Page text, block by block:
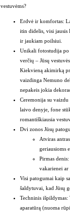
vestuvėms?
Erdvė ir komfortas:
itin didelis, visi jausis
ir jaukiam poilsiui.
Unikali fotostudija
verčių – Jūsų
Kiekvieną akimirką
vaizdinga Nemuno
nepakeis jokia
Ceremonija su vaizdu
laivo denyje, fone
romantiškiausia
Dvi zonos Jūsų
Atviras
geriausioms
Pirmas denis:
vakarienei ar
Visi patogumai kaip
šaldytuvai , kad Jūsų
Techninis išpildymas:
aparatūrą (nuoma